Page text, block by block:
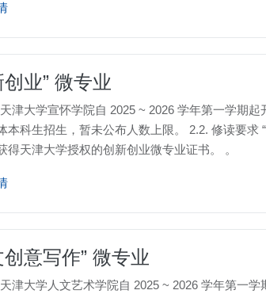
创业” 微专业
津大学宣怀学院自 2025 ~ 2026 学年第一学期
本科生招生，暂未公布人数上限。 2.2. 修读要
得天津大学授权的创新创业微专业证书。 。
创意写作” 微专业
津大学人文艺术学院自 2025 ~ 2026 学年第一